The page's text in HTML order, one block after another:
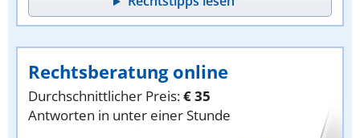
Rechtsberatung online
Durchschnittlicher Preis:€ 35
Antworten in unter einer Stunde